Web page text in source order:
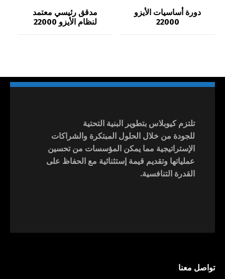
دورة أساسيات الأيزو
22000
مدقق رئيسي معتمد
لنظام الأيزو 22000
تلتزم كيوبلاس بتطوير البنية التحتية
للجودة من خلال الحلول المبتكرة والشراكات
الإستراتيجية مما يمكن المؤسسات من تحسين
عملياتها وتقديم قيمة إستثنائية مع الحفاظ على
القدرة التنافسية.
تواصل معنا